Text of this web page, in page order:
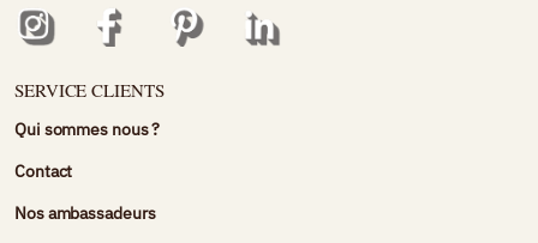
SERVICE CLIENTS
Qui sommes nous ?
Contact
Nos ambassadeurs